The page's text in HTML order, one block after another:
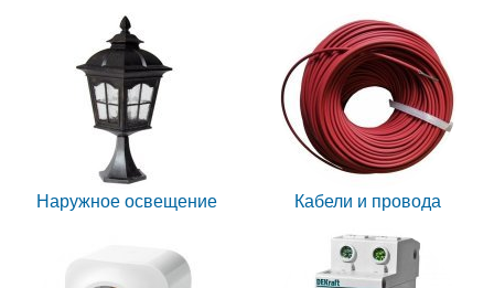
Наружное освещение Кабели и провода